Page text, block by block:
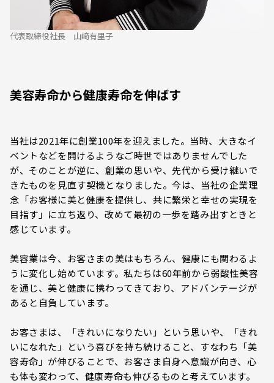
代表取締役社長 山﨑有里子
美容寿命から健康寿命を伸ばす
当社は2021年に創業100年を迎えました。当時、大きなイ
ベントなどを開けるようなご時世ではありませんでした
が、そのことが逆に、創業の思いや、先代から受け継いで
きたものを見直す契機となりました。今は、当社の企業理
念「お客様に美と健康を提供し、共に繁栄と幸せの実現を
目指す」に立ち返り、改めて最初の一歩を踏み出すときと
感じています。
美容業は今、お客さまの美はもちろん、健康にも関わるよ
うに変化し始めています。私たちは60年前から弱酸性美容
を通じ、美と健康に携わってきており、アドバンテージが
あると自負しています。
お客さまは、「きれいになりたい」という思いや、「きれ
いになれた」という喜びを持ち続けること、すなわち「美
容寿命」が伸びることで、お客さま自身へ意識が向き、心
も体も変わって、健康寿命も伸びるものと考えています。